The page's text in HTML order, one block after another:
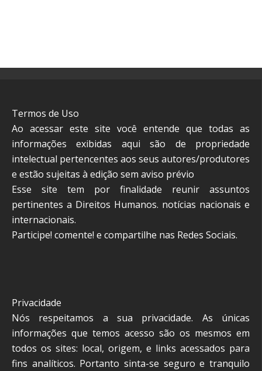
Termos de Uso
Ao acessar este site você entende que todas as
informações exibidas aqui são de propriedade
intelectual pertencentes aos seus autores/produtores
e estão sujeitas à edição sem aviso prévio
Esse site tem por finalidade reunir assuntos
pertinentes a Direitos Humanos. notícias nacionais e
internacionais.
Participe! comente! e compartilhe nas Redes Sociais.
Privacidade
Nós respeitamos a sua privacidade. As únicas
informações que temos acesso são os mesmos em
todos os sites: local, origem, e links acessados para
fins analíticos. Portanto sinta-se seguro e tranquilo